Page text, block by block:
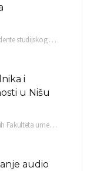
Kolokvijumi iz predmeta Solfeđo 5 i 6 (za studente studijskog programa Muzička teorija) i Metodika…
i
u Nišu
Anketiranje nastavnika, saradnika i zaposlenih Fakulteta umetnosti u Nišu radi sačinjavanja Izveštaja o samovrednovanju biće…
audio